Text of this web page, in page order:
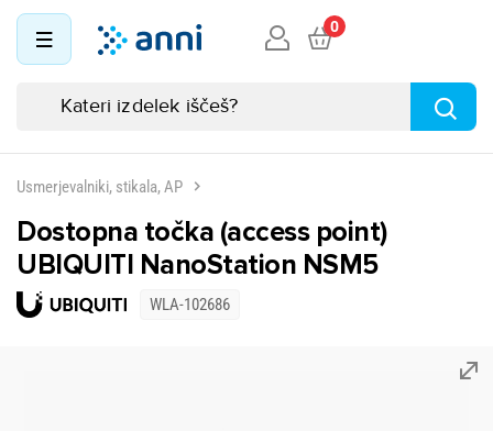
0
Usmerjevalniki, stikala, AP
Dostopna točka (access point)
UBIQUITI NanoStation NSM5
WLA-102686